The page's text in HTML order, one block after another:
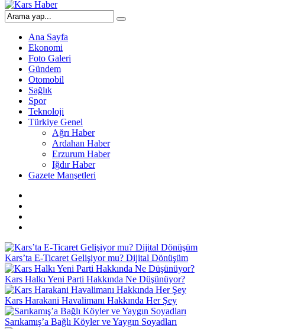
Ana Sayfa
Ekonomi
Foto Galeri
Gündem
Otomobil
Sağlık
Spor
Teknoloji
Türkiye Genel
Ağrı Haber
Ardahan Haber
Erzurum Haber
Iğdır Haber
Gazete Manşetleri
Kars’ta E-Ticaret Gelişiyor mu? Dijital Dönüşüm
Kars Halkı Yeni Parti Hakkında Ne Düşünüyor?
Kars Harakani Havalimanı Hakkında Her Şey
Sarıkamış’a Bağlı Köyler ve Yaygın Soyadları